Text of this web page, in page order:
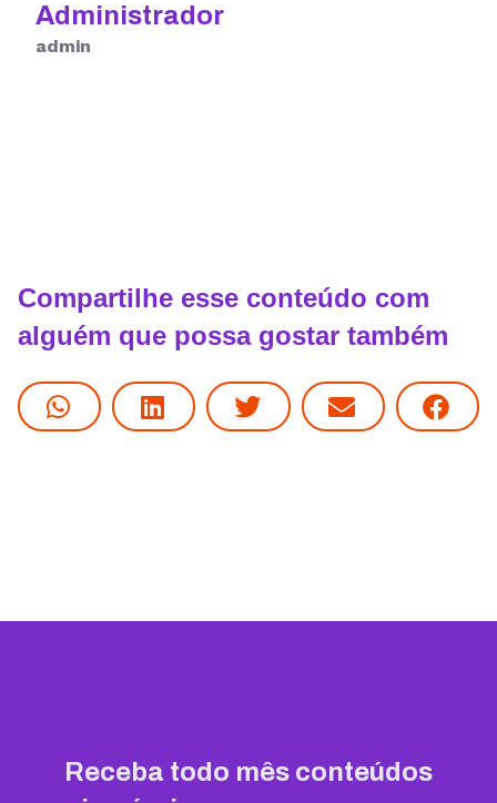
Administrador
admin
Compartilhe esse conteúdo com
alguém que possa gostar também
Receba todo mês conteúdos